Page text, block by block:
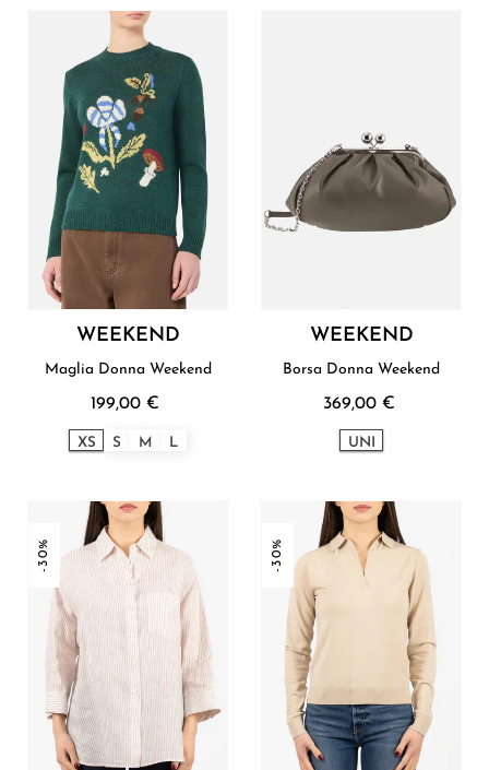
WEEKEND
Maglia Donna Weekend
199,00 €
XS S M L
WEEKEND
Borsa Donna Weekend
369,00 €
UNI
-30% -30%